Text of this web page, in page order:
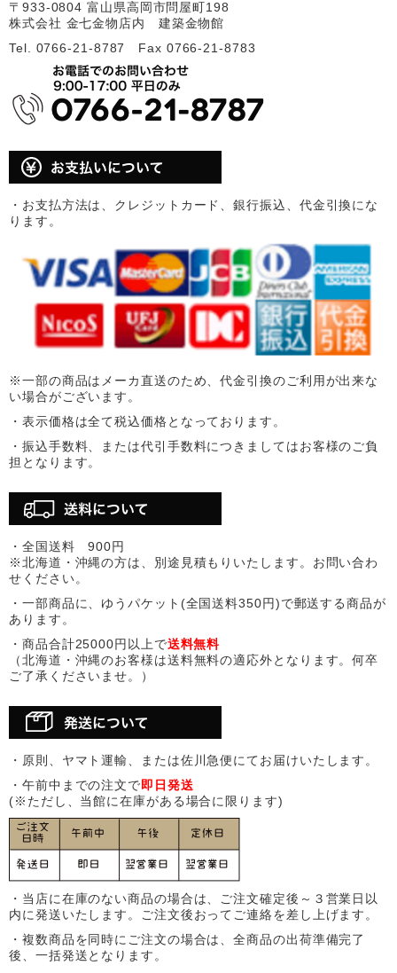
〒933-0804 富山県高岡市問屋町198
株式会社 金七金物店内 建築金物館
Tel. 0766-21-8787 Fax 0766-21-8783
・お支払方法は、クレジットカード、銀行振込、代金引換にな
ります。
※一部の商品はメーカ直送のため、代金引換のご利用が出来な
い場合がございます。
・表示価格は全て税込価格となっております。
・振込手数料、または代引手数料につきましてはお客様のご負
担となります。
・全国送料 900円
※北海道・沖縄の方は、別途見積もりいたします。お問い合わ
せください。
・一部商品に、ゆうパケット(全国送料350円)で郵送する商品が
あります。
・商品合計25000円以上で送料無料
（北海道・沖縄のお客様は送料無料の適応外となります。何卒
ご了承くださいませ。）
・原則、ヤマト運輸、または佐川急便にてお届けいたします。
・午前中までの注文で即日発送
(※ただし、当館に在庫がある場合に限ります)
・当店に在庫のない商品の場合は、ご注文確定後～３営業日以
内に発送いたします。ご注文後おってご連絡を差し上げます。
・複数商品を同時にご注文の場合は、全商品の出荷準備完了
後、一括発送となります。